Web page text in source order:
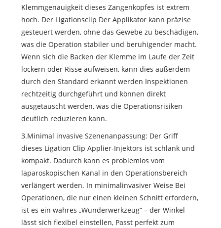
Klemmgenauigkeit dieses Zangenkopfes ist extrem
hoch. Der Ligationsclip Der Applikator kann präzise
gesteuert werden, ohne das Gewebe zu beschädigen,
was die Operation stabiler und beruhigender macht.
Wenn sich die Backen der Klemme im Laufe der Zeit
lockern oder Risse aufweisen, kann dies außerdem
durch den Standard erkannt werden Inspektionen
rechtzeitig durchgeführt und können direkt
ausgetauscht werden, was die Operationsrisiken
deutlich reduzieren kann.
3.Minimal invasive Szenenanpassung: Der Griff
dieses Ligation Clip Applier-Injektors ist schlank und
kompakt. Dadurch kann es problemlos vom
laparoskopischen Kanal in den Operationsbereich
verlängert werden. In minimalinvasiver Weise Bei
Operationen, die nur einen kleinen Schnitt erfordern,
ist es ein wahres „Wunderwerkzeug“ – der Winkel
lässt sich flexibel einstellen, Passt perfekt zum